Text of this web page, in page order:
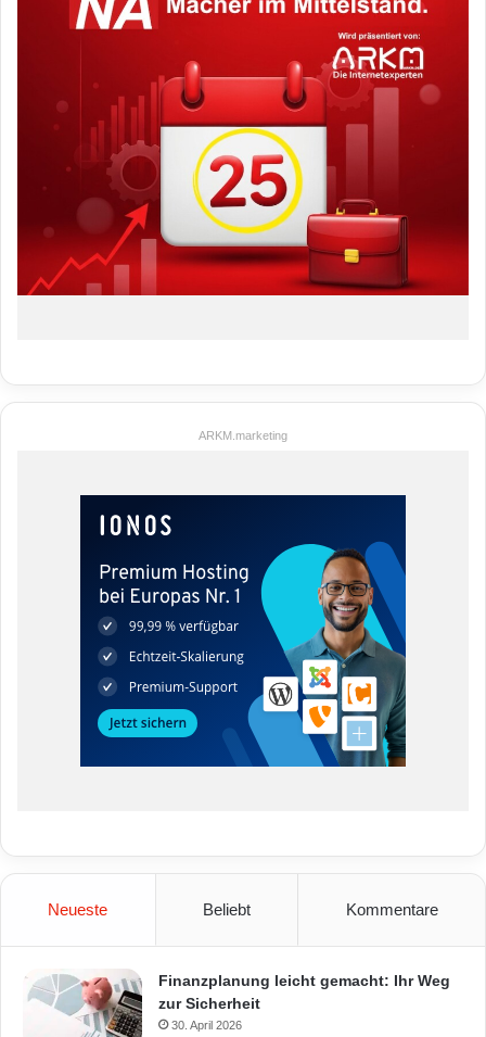
ARKM.marketing
Neueste Beliebt Kommentare
Finanzplanung leicht gemacht: Ihr Weg
zur Sicherheit
30. April 2026